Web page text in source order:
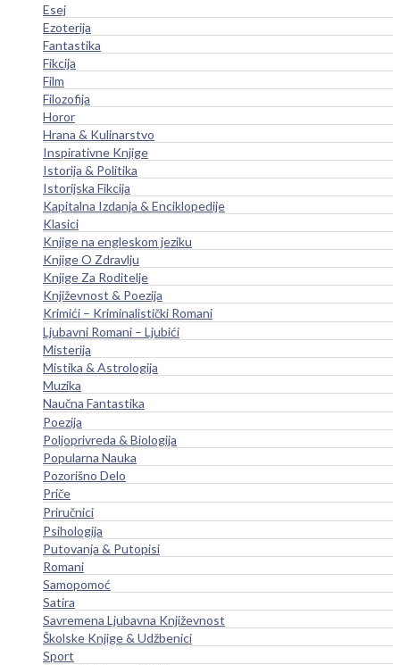
Esej
Ezoterija
Fantastika
Fikcija
Film
Filozofija
Horor
Hrana & Kulinarstvo
Inspirativne Knjige
Istorija & Politika
Istorijska Fikcija
Kapitalna Izdanja & Enciklopedije
Klasici
Knjige na engleskom jeziku
Knjige O Zdravlju
Knjige Za Roditelje
Književnost & Poezija
Krimići – Kriminalistički Romani
Ljubavni Romani – Ljubići
Misterija
Mistika & Astrologija
Muzika
Naučna Fantastika
Poezija
Poljoprivreda & Biologija
Popularna Nauka
Pozorišno Delo
Priče
Priručnici
Psihologija
Putovanja & Putopisi
Romani
Samopomoć
Satira
Savremena Ljubavna Književnost
Školske Knjige & Udžbenici
Sport